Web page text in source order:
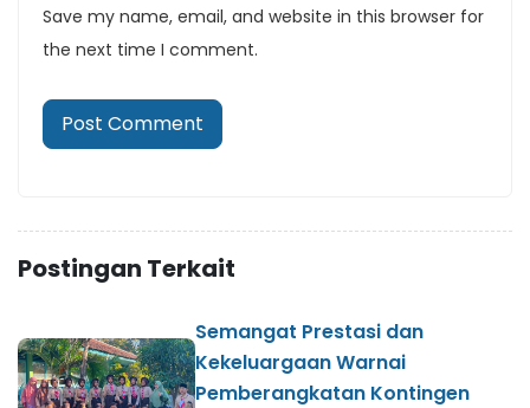
Save my name, email, and website in this browser for
the next time I comment.
Postingan Terkait
Semangat Prestasi dan
Kekeluargaan Warnai
Pemberangkatan Kontingen